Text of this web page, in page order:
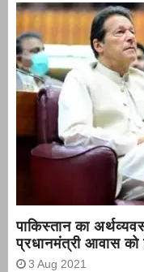
पाकिस्तान का
प्रधानमंत्री आवास को
3 Aug 2021